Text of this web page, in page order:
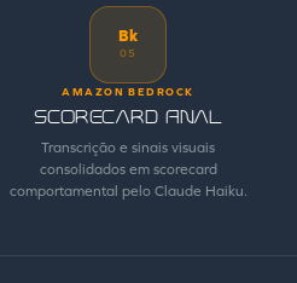
Bk
05
AMAZON BEDROCK
Scorecard final
Transcrição e sinais visuais
consolidados em scorecard
comportamental pelo Claude Haiku.